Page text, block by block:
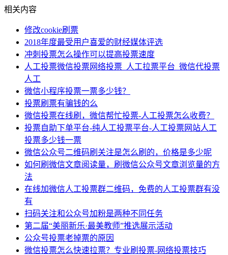
相关内容
修改cookie刷票
2018年度最受用户喜爱的财经媒体评选
冲刺投票怎么操作可以提高投票速度
人工投票微信投票网络投票_人工拉票平台_微信代投票
人工
微信小程序投票一票多少钱？
投票刷票有骗钱的么
微信投票在线刷，微信帮忙投票-人工投票怎么收费？
投票自助下单平台-纯人工投票平台-人工投票网站人工
投票多少钱一票
微信公众号二维码刷关注是怎么刷的，价格是多少呢
如何刷微信文章阅读量，刷微信公众号文章浏览量的方
法
在线加微信人工投票群二维码，免费的人工投票群有没
有
扫码关注和公众号加粉是两种不同任务
第二届“美丽新乐·最美教师”推选展示活动
公众号投票老掉票的原因
微信投票怎么快速拉票？专业刷投票-网络投票技巧